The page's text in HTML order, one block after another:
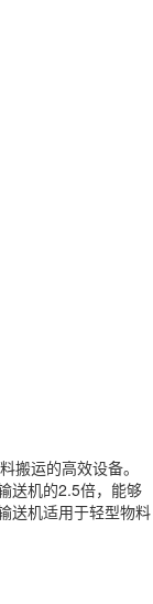
搬运的高效设备。
送机的2.5倍，能够
送机适用于轻型物料